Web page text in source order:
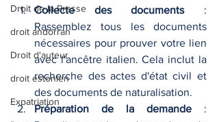
Droit de la Presse
droit andorran
Droit d'auteur
droit estonien
Expatriation
Collecte des documents :
Rassemblez tous les documents
nécessaires pour prouver votre lien
avec l'ancêtre italien. Cela inclut la
recherche des actes d'état civil et
des documents de naturalisation.
Préparation de la demande :